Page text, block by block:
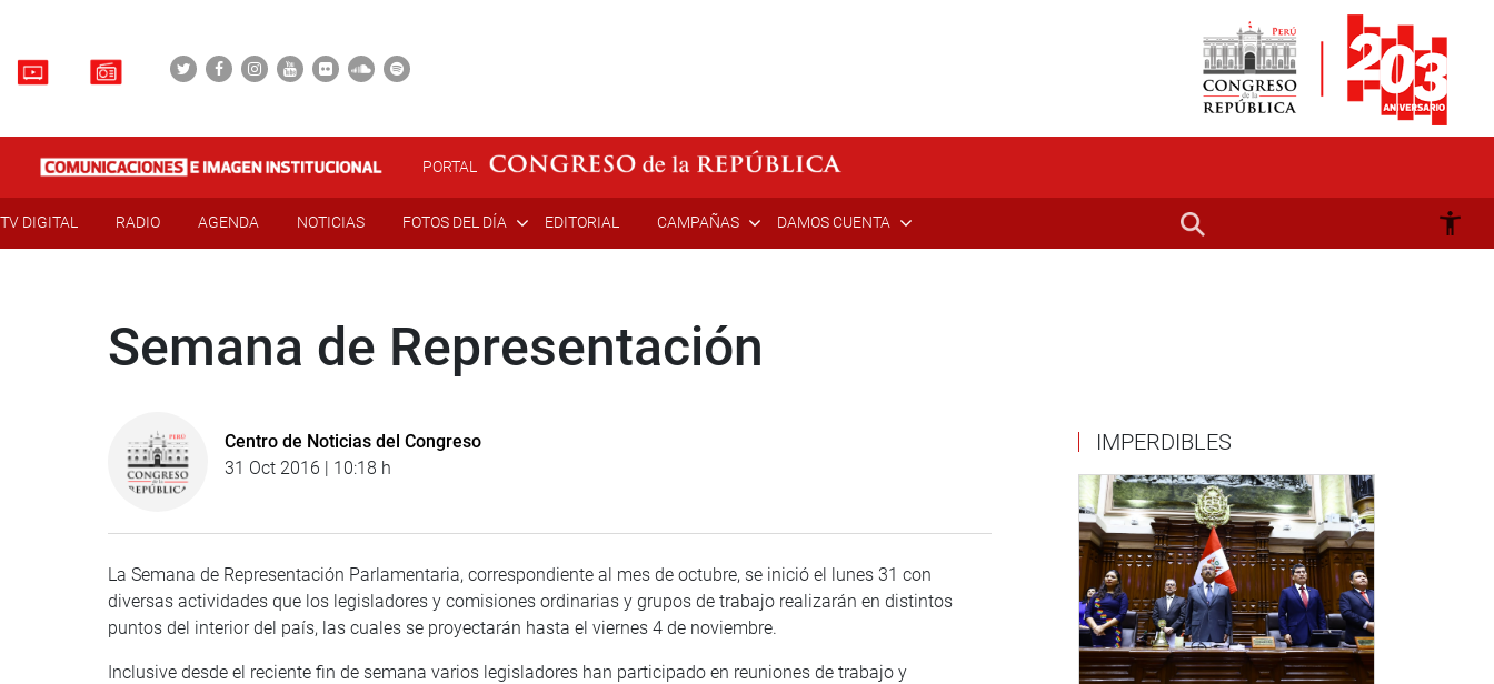
PORTAL
TV DIGITAL RADIO AGENDA NOTICIAS FOTOS DEL DÍA EDITORIAL CAMPAÑAS DAMOS CUENTA
Semana de Representación
Centro de Noticias del Congreso
31 Oct 2016 | 10:18 h
La Semana de Representación Parlamentaria, correspondiente al mes de octubre, se inició el lunes 31 con
diversas actividades que los legisladores y comisiones ordinarias y grupos de trabajo realizarán en distintos
puntos del interior del país, las cuales se proyectarán hasta el viernes 4 de noviembre.
Inclusive desde el reciente fin de semana varios legisladores han participado en reuniones de trabajo y
IMPERDIBLES